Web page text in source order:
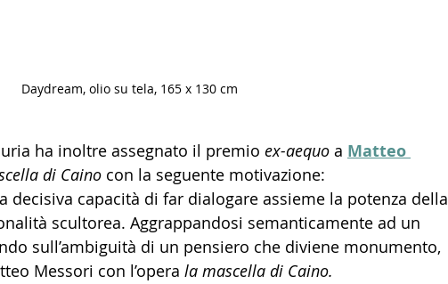
Daydream, olio su tela, 165 x 130 cm
ha inoltre assegnato il premio ex-aequo a Matteo
di Caino con la seguente motivazione:
decisiva capacità di far dialogare assieme la potenza della
scultorea. Aggrappandosi semanticamente ad un
sull’ambiguità di un pensiero che diviene monumento,
Messori con l’opera la mascella di Caino.